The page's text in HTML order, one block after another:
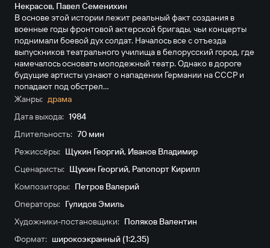
Некрасов, Павел Семенихин
В основе этой истории лежит реальный факт создания в
военные годы фронтовой актерской бригады, чьи концерты
поднимали боевой дух солдат. Началось все с отъезда
выпускников театрального училища в белорусский город, где
намечалось основать молодежный театр. Однако в дороге
будущие артисты узнают о нападении Германии на СССР и
попадают под обстрел...
Жанры: драма
Дата выхода: 1984
Длительность: 70 мин
Режиссёры: Щукин Георгий, Иванов Владимир
Сценаристы: Щукин Георгий, Рапопорт Кирилл
Композиторы: Петров Валерий
Операторы: Гулидов Эмиль
Художники-постановщики: Поляков Валентин
Формат: широкоэкранный (1:2,35)